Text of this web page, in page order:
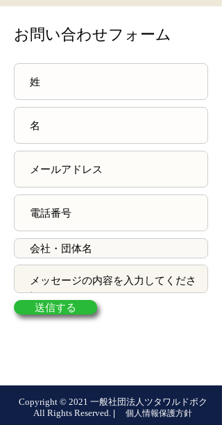
お問い合わせフォーム
送信する
Copyright © 2021 一般社団法人ツタワルドボク
All Rights Reserved.
個人情報保護方針